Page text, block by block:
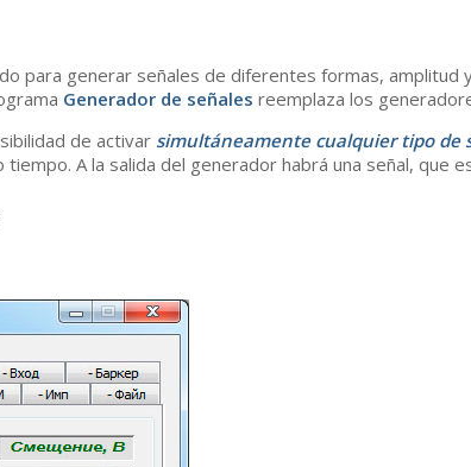
para generar señales de diferentes formas, amplitud
Generador de señales reemplaza los
de activar simultáneamente cualquier tipo de
A la salida del generador habrá una señal, que